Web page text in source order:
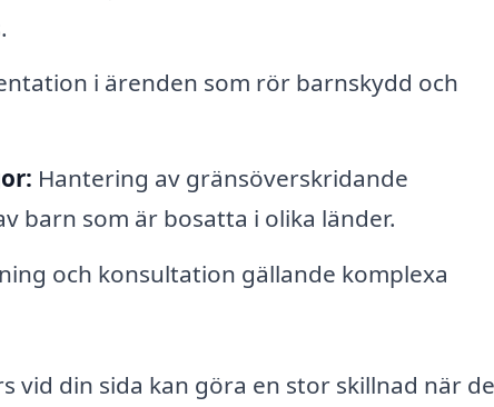
i ärenden som rör barnskydd och
Hantering av gränsöverskridande
barn som är bosatta i olika länder.
och konsultation gällande komplexa
vid din sida kan göra en stor skillnad när